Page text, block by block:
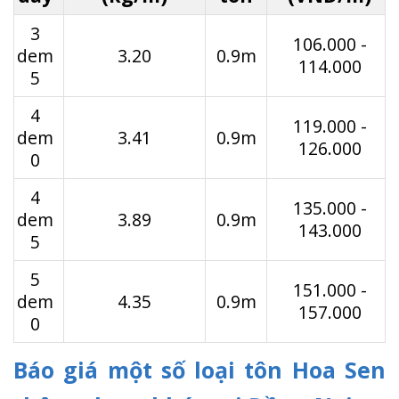
3
dem
5
3.20 0.9m
106.000 -
114.000
4
dem
0
3.41 0.9m
119.000 -
126.000
4
dem
5
3.89 0.9m
135.000 -
143.000
5
dem
0
4.35 0.9m
151.000 -
157.000
Báo giá một số loại tôn Hoa Sen